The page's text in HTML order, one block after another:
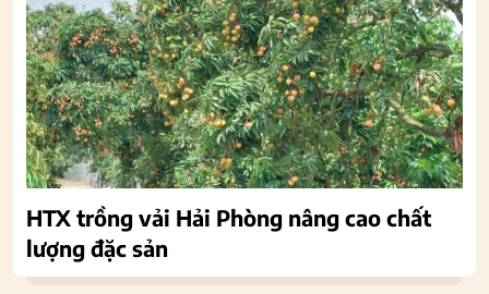
HTX trồng vải Hải Phòng nâng cao chất
lượng đặc sản